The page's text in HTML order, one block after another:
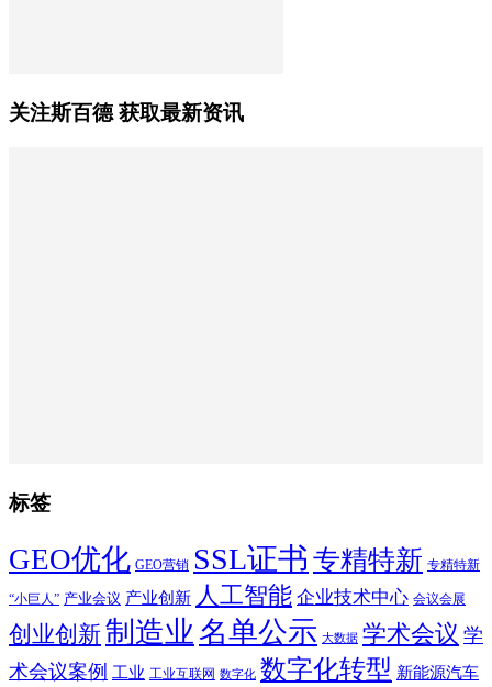
关注斯百德 获取最新资讯
标签
GEO优化 GEO营销 SSL证书 专精特新 专精特新
“小巨人” 产业会议 产业创新 人工智能 企业技术中心 会议会展
创业创新制造业 名单公示 大数据 学术会议 学
术会议案例 工业 工业互联网 数字化 数字化转型 新能源汽车